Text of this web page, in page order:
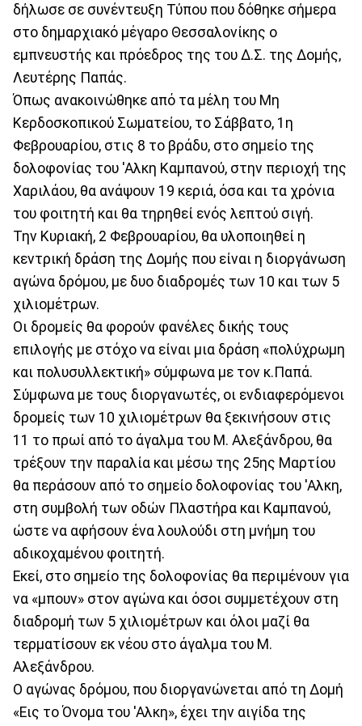
δήλωσε σε συνέντευξη Τύπου που δόθηκε σήμερα
στο δημαρχιακό μέγαρο Θεσσαλονίκης ο
εμπνευστής και πρόεδρος της του Δ.Σ. της Δομής,
Λευτέρης Παπάς.
Όπως ανακοινώθηκε από τα μέλη του Μη
Κερδοσκοπικού Σωματείου, το Σάββατο, 1η
Φεβρουαρίου, στις 8 το βράδυ, στο σημείο της
δολοφονίας του 'Αλκη Καμπανού, στην περιοχή της
Χαριλάου, θα ανάψουν 19 κεριά, όσα και τα χρόνια
του φοιτητή και θα τηρηθεί ενός λεπτού σιγή.
Την Κυριακή, 2 Φεβρουαρίου, θα υλοποιηθεί η
κεντρική δράση της Δομής που είναι η διοργάνωση
αγώνα δρόμου, με δυο διαδρομές των 10 και των 5
χιλιομέτρων.
Οι δρομείς θα φορούν φανέλες δικής τους
επιλογής με στόχο να είναι μια δράση «πολύχρωμη
και πολυσυλλεκτική» σύμφωνα με τον κ.Παπά.
Σύμφωνα με τους διοργανωτές, οι ενδιαφερόμενοι
δρομείς των 10 χιλιομέτρων θα ξεκινήσουν στις
11 το πρωί από το άγαλμα του Μ. Αλεξάνδρου, θα
τρέξουν την παραλία και μέσω της 25ης Μαρτίου
θα περάσουν από το σημείο δολοφονίας του 'Αλκη,
στη συμβολή των οδών Πλαστήρα και Καμπανού,
ώστε να αφήσουν ένα λουλούδι στη μνήμη του
αδικοχαμένου φοιτητή.
Εκεί, στο σημείο της δολοφονίας θα περιμένουν για
να «μπουν» στον αγώνα και όσοι συμμετέχουν στη
διαδρομή των 5 χιλιομέτρων και όλοι μαζί θα
τερματίσουν εκ νέου στο άγαλμα του Μ.
Αλεξάνδρου.
Ο αγώνας δρόμου, που διοργανώνεται από τη Δομή
«Εις το Όνομα του 'Αλκη», έχει την αιγίδα της